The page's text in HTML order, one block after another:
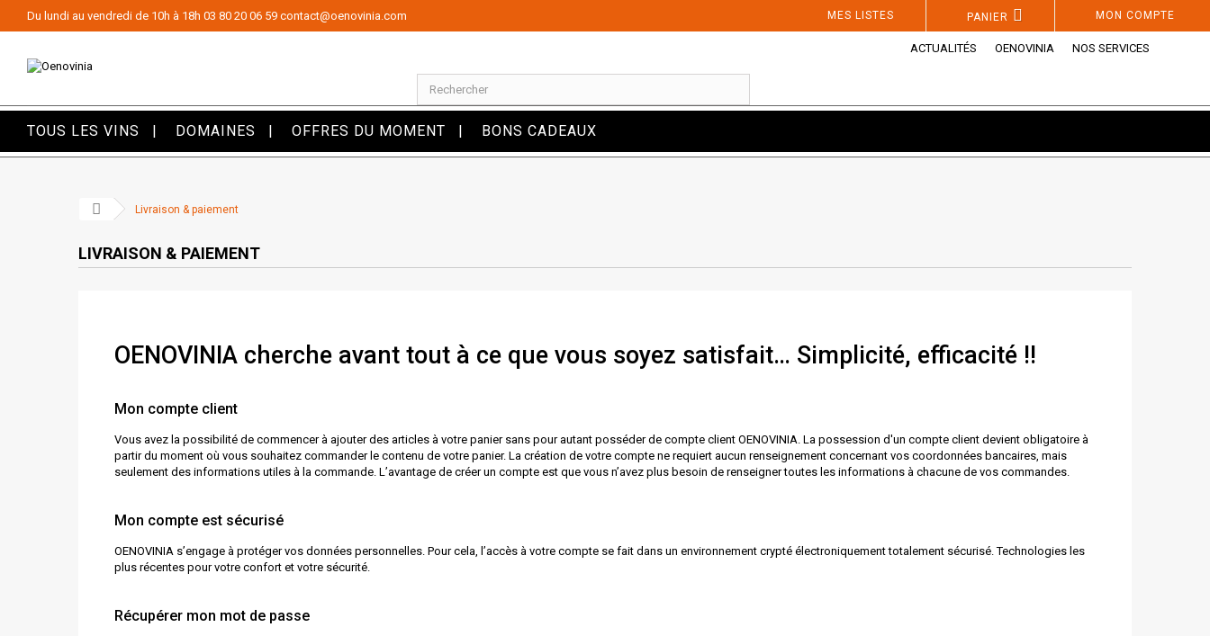
MON COMPTE
PANIER
MES LISTES
Du lundi au vendredi de 10h à 18h 03 80 20 06 59 contact@oenovinia.com
ACTUALITÉS OENOVINIA NOS SERVICES
TOUS LES VINS DOMAINES OFFRES DU MOMENT BONS CADEAUX
Livraison & paiement
LIVRAISON & PAIEMENT
OENOVINIA cherche avant tout à ce que vous soyez satisfait… Simplicité, efficacité !!
Mon compte client
Vous avez la possibilité de commencer à ajouter des articles à votre panier sans pour autant posséder de compte client OENOVINIA. La possession d'un compte client devient obligatoire à
partir du moment où vous souhaitez commander le contenu de votre panier. La création de votre compte ne requiert aucun renseignement concernant vos coordonnées bancaires, mais
seulement des informations utiles à la commande. L’avantage de créer un compte est que vous n’avez plus besoin de renseigner toutes les informations à chacune de vos commandes.
Mon compte est sécurisé
OENOVINIA s’engage à protéger vos données personnelles. Pour cela, l’accès à votre compte se fait dans un environnement crypté électroniquement totalement sécurisé. Technologies les
plus récentes pour votre confort et votre sécurité.
Récupérer mon mot de passe
Panneau de gestion des cookies